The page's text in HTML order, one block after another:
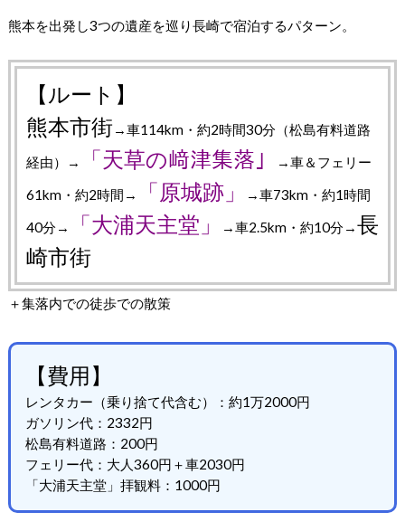
熊本を出発し3つの遺産を巡り長崎で宿泊するパターン。
【ルート】
熊本市街→車114km・約2時間30分（松島有料道路
経由）→
「天草の﨑津集落」
→車＆フェリー
61km・約2時間→
「原城跡」
→車73km・約1時間
40分→
「大浦天主堂」 →車2.5km・約10分→長
崎市街
＋集落内での徒歩での散策
【費用】
レンタカー（乗り捨て代含む）：約1万2000円
ガソリン代：2332円
松島有料道路：200円
フェリー代：大人360円＋車2030円
「大浦天主堂」拝観料：1000円